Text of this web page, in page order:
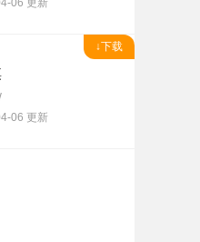
06 更新
↓下载
06 更新